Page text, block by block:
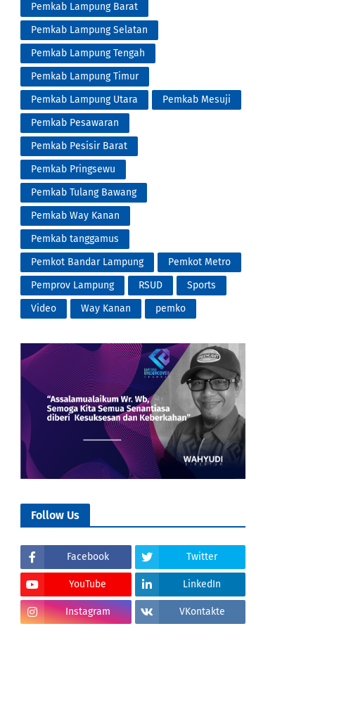
Pemkab Lampung Barat
Pemkab Lampung Selatan
Pemkab Lampung Tengah
Pemkab Lampung Timur
Pemkab Lampung Utara
Pemkab Mesuji
Pemkab Pesawaran
Pemkab Pesisir Barat
Pemkab Pringsewu
Pemkab Tulang Bawang
Pemkab Way Kanan
Pemkab tanggamus
Pemkot Bandar Lampung
Pemkot Metro
Pemprov Lampung
RSUD
Sports
Video
Way Kanan pemko
Follow Us
Facebook Twitter
YouTube LinkedIn
Instagram VKontakte